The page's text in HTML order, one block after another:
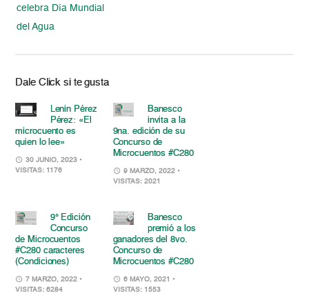
celebra Día Mundial
del Agua
Dale Click si te gusta
Lenin Pérez
Pérez: «El
microcuento es
quien lo lee»
30 JUNIO, 2023 •
VISITAS: 1176
Banesco
invita a la
9na. edición de su
Concurso de
Microcuentos #C280
9 MARZO, 2022 •
VISITAS: 2021
9° Edición
Concurso
de Microcuentos
#C280 caracteres
(Condiciones)
7 MARZO, 2022 •
VISITAS: 6284
Banesco
premió a los
ganadores del 8vo.
Concurso de
Microcuentos #C280
6 MAYO, 2021
•
VISITAS: 1553